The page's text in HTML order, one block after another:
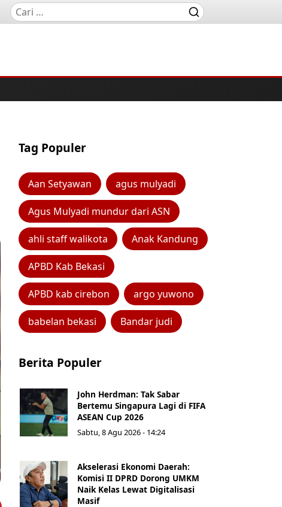
Tag Populer
Aan Setyawan agus mulyadi
Agus Mulyadi mundur dari ASN
ahli staff walikota Anak Kandung
APBD Kab Bekasi
APBD kab cirebon argo yuwono
babelan bekasi Bandar judi
Berita Populer
John Herdman: Tak Sabar
Bertemu Singapura Lagi di FIFA
ASEAN Cup 2026
Sabtu, 8 Agu 2026 - 14:24
Akselerasi Ekonomi Daerah:
Komisi II DPRD Dorong UMKM
Naik Kelas Lewat Digitalisasi
Masif